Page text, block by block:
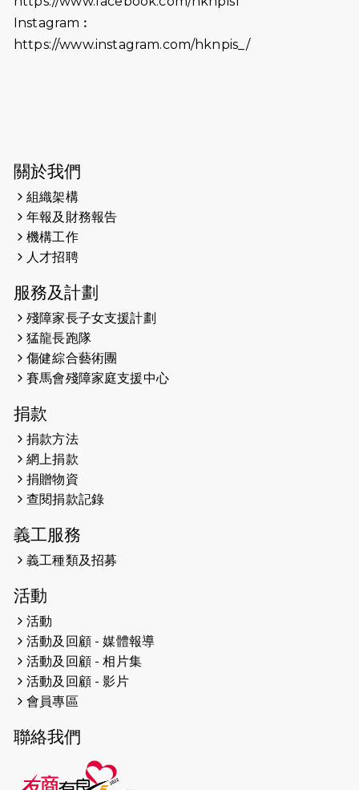
2026-06-11
猛龍長跑隊恆常練習 - 6月11日（19:00
2026-05-28
2026-05-22
2026-05-21
2026-05-14
（19:00開始）
2026-05-07
開始）
2026-04-30
2026-04-25
2026-04-24
2026-04-23
2026-04-19
2026-04-16
猛龍長跑隊恆常練習 - 4月16日
（19:00開始）
2026-04-12
2026-04-11
2026-04-10 太古家＋賞系列：漫步魔術與音樂
Instagram︰
https://www.instagram.com/hknpis_/
關於我們
組織架構
年報及財務報告
機構工作
人才招聘
服務及計劃
殘障家長子女支援計劃
猛龍長跑隊
傷健綜合藝術團
賽馬會殘障家庭支援中心
捐款
捐款方法
網上捐款
捐贈物資
查閱捐款記錄
義工服務
義工種類及招募
活動
活動
活動及回顧 - 媒體報導
活動及回顧 - 相片集
活動及回顧 - 影片
會員專區
聯絡我們